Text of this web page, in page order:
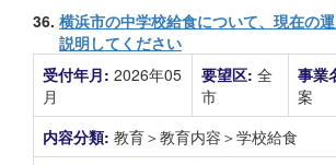
36. 横浜市の中学校給食について、現在の
説明してください
受付年月: 2026年05
月
要望区: 全
市
事業
案
内容分類: 教育＞教育内容＞学校給食